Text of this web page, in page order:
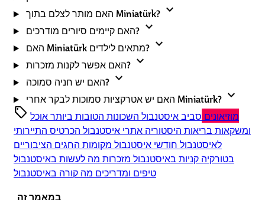
האם מותר לצלם בתוך Miniatürk? expand_more
האם קיימים סיורים מודרכים? expand_more
האם Miniatürk מתאים לילדים? expand_more
האם אפשר לקנות מזכרות? expand_more
האם יש חניה סמוכה? expand_more
האם יש אטרקציות סמוכות לבקר אחרי Miniatürk? expand_more
sell
מוזיאונים סביב איסטנבול השכונות הטובות ביותראוכל
ומשקאות בריאות היסטוריה אתרי איסטנבול הכרטיס התיירותי
לאיסטנבול חודשי איסטנבול מקומות החגים הציבוריים
בטורקיה קניות באיסטנבול מזכרות מה לעשות באיסטנבול
טיפים ומדריכים מה קורה באיסטנבול
במאמר זה